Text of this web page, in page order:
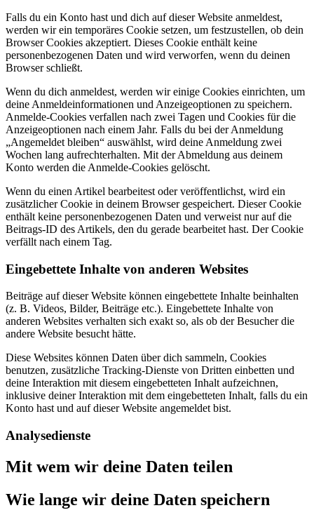
Falls du ein Konto hast und dich auf dieser Website anmeldest,
werden wir ein temporäres Cookie setzen, um festzustellen, ob dein
Browser Cookies akzeptiert. Dieses Cookie enthält keine
personenbezogenen Daten und wird verworfen, wenn du deinen
Browser schließt.
Wenn du dich anmeldest, werden wir einige Cookies einrichten, um
deine Anmeldeinformationen und Anzeigeoptionen zu speichern.
Anmelde-Cookies verfallen nach zwei Tagen und Cookies für die
Anzeigeoptionen nach einem Jahr. Falls du bei der Anmeldung
„Angemeldet bleiben“ auswählst, wird deine Anmeldung zwei
Wochen lang aufrechterhalten. Mit der Abmeldung aus deinem
Konto werden die Anmelde-Cookies gelöscht.
Wenn du einen Artikel bearbeitest oder veröffentlichst, wird ein
zusätzlicher Cookie in deinem Browser gespeichert. Dieser Cookie
enthält keine personenbezogenen Daten und verweist nur auf die
Beitrags-ID des Artikels, den du gerade bearbeitet hast. Der Cookie
verfällt nach einem Tag.
Eingebettete Inhalte von anderen Websites
Beiträge auf dieser Website können eingebettete Inhalte beinhalten
(z. B. Videos, Bilder, Beiträge etc.). Eingebettete Inhalte von
anderen Websites verhalten sich exakt so, als ob der Besucher die
andere Website besucht hätte.
Diese Websites können Daten über dich sammeln, Cookies
benutzen, zusätzliche Tracking-Dienste von Dritten einbetten und
deine Interaktion mit diesem eingebetteten Inhalt aufzeichnen,
inklusive deiner Interaktion mit dem eingebetteten Inhalt, falls du ein
Konto hast und auf dieser Website angemeldet bist.
Analysedienste
Mit wem wir deine Daten teilen
Wie lange wir deine Daten speichern